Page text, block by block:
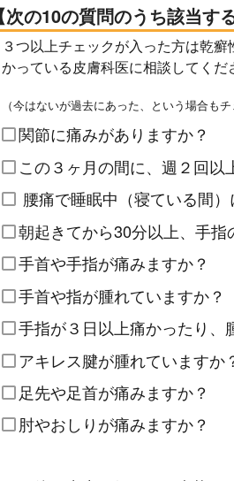
次の10の質問のうち該当す
３つ以上チェックが入った方は乾
かっている皮膚科医に相談してくだ
（今はないが過去にあった、という場合も
関節に痛みがありますか？
この３ヶ月の間に、週２回以
腰痛で睡眠中（寝ている間
朝起きてから30分以上、手指
手首や手指が痛みますか？
手首や指が腫れていますか？
手指が３日以上痛かったり、
アキレス腱が腫れていますか
足先や足首が痛みますか？
肘やおしりが痛みますか？